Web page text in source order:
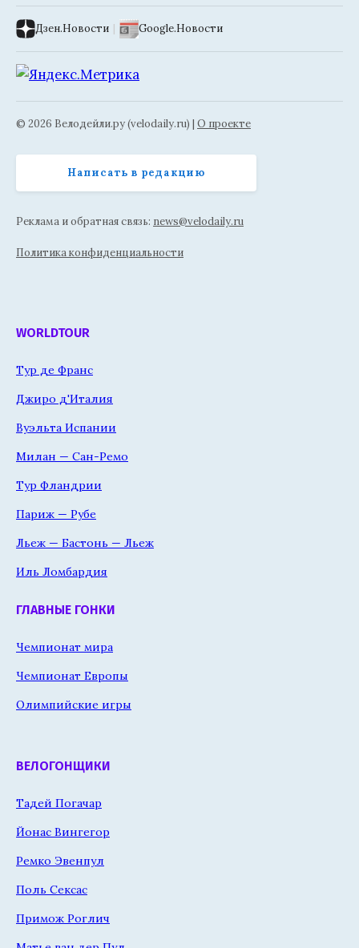
Дзен.Новости | Google.Новости
© 2026 Велодейли.ру (velodaily.ru) | О проекте
Написать в редакцию
Реклама и обратная связь: news@velodaily.ru
Политика конфиденциальности
WORLDTOUR
Тур де Франс
Джиро д'Италия
Вуэльта Испании
Милан — Сан-Ремо
Тур Фландрии
Париж — Рубе
Льеж — Бастонь — Льеж
Иль Ломбардия
ГЛАВНЫЕ ГОНКИ
Чемпионат мира
Чемпионат Европы
Олимпийские игры
ВЕЛОГОНЩИКИ
Тадей Погачар
Йонас Вингегор
Ремко Эвенпул
Поль Сексас
Примож Роглич